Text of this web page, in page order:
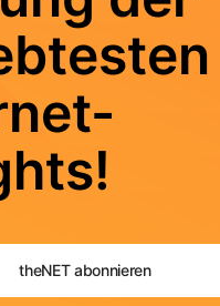
theNET abonnieren